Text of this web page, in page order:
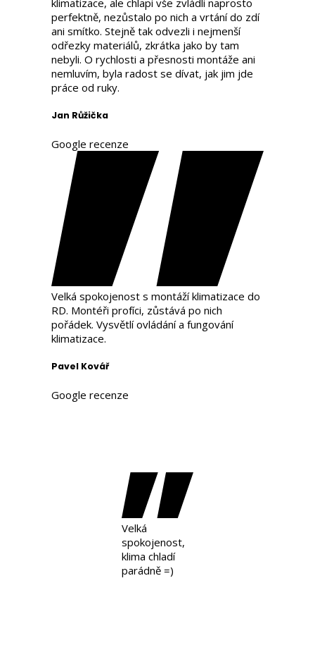
klimatizace, ale chlapi vše zvládli naprosto
perfektně, nezůstalo po nich a vrtání do zdí
ani smítko. Stejně tak odvezli i nejmenší
odřezky materiálů, zkrátka jako by tam
nebyli. O rychlosti a přesnosti montáže ani
nemluvím, byla radost se dívat, jak jim jde
práce od ruky.
Jan Růžička
Google recenze
Velká spokojenost s montáží klimatizace do
RD. Montéři profíci, zůstává po nich
pořádek. Vysvětlí ovládání a fungování
klimatizace.
Pavel Kovář
Google recenze
Velká
spokojenost,
klima chladí
parádně =)